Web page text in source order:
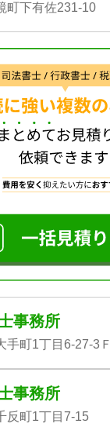
町下有佐231-10
事務所
手町1丁目6-27-3Ｆ
事務所
反町1丁目7-15